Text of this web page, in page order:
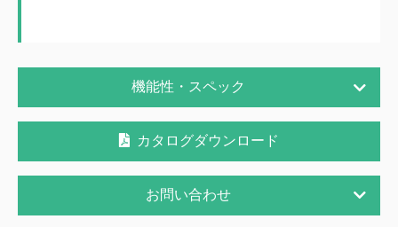
機能性・スペック
カタログダウンロード
お問い合わせ